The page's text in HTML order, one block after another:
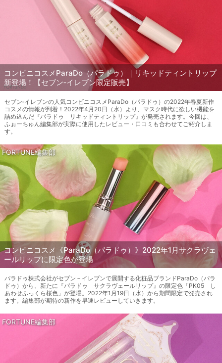
コンビニコスメParaDo（パラドゥ）｜リキッドティントリップ
新登場！【セブン‐イレブン限定販売】
セブン‐イレブンの人気コンビニコスメParaDo（パラドゥ）の2022年春夏新作
コスメの情報が到着！2022年4月20日（水）より、マスク時代に欲しい機能を
詰め込んだ『パラドゥ リキッドティントリップ』が発売されます。今回は、
ふぉーちゅん編集部が実際に使用したレビュー・口コミも合わせてご紹介しま
す。
FORTUNE編集部
コンビニコスメ《ParaDo（パラドゥ）》2022年1月サクラヴェ
ールリップに限定色が登場
パラドゥ株式会社がセブン－イレブンで展開する化粧品ブランドParaDo（パラ
ドゥ）から、新たに『パラドゥ サクラヴェールリップ』の限定色「PK05 し
あわせふっくら桜色」が登場。2022年1月19日（水）から期間限定で発売され
ます。編集部が期待の新作を早速レビューしていきます。
FORTUNE編集部